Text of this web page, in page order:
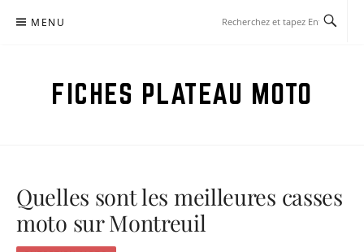
MENU
FICHES PLATEAU MOTO
Quelles sont les meilleures casses
moto sur Montreuil